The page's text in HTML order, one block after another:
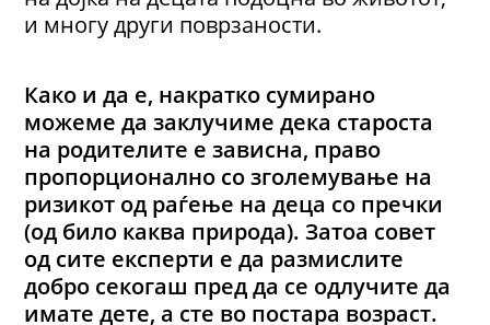
и многу други поврзаности.
Како и да е, накратко сумирано
можеме да заклучиме дека староста
на родителите е зависна, право
пропорционално со зголемување на
ризикот од раѓење на деца со пречки
(од било каква природа). Затоа совет
од сите експерти е да размислите
добро секогаш пред да се одлучите да
имате дете, а сте во постара возраст.